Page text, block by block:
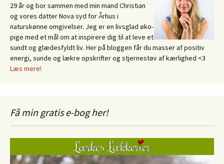
29 år og bor sammen med min mand Christian
og vores datter Nova syd for Århus i
naturskønne omgivelser. Jeg er en livsglad øko-
pige med et mål om at inspirere dig til at leve et
sundt og glædesfyldt liv. Her på bloggen får du masser af positiv
energi, sunde og lækre opskrifter og stjernestøv af kærlighed <3
Læs mere!
Få min gratis e-bog her!